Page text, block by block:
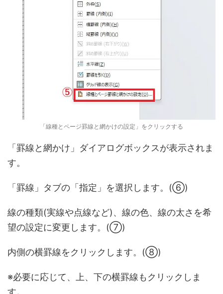
「線種とページ罫線と網かけの設定」をクリックする
「罫線と網かけ」ダイアログボックスが表示されま
す。
「罫線」タブの「指定」を選択します。(⑥)
線の種類(実線や点線など)、線の色、線の太さを希
望の設定に変更します。(⑦)
内側の横罫線をクリックします。(⑧)
※必要に応じて、上、下の横罫線もクリックしま
す。